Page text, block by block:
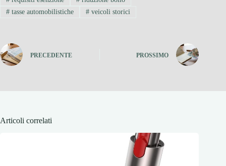
#tasse automobilistiche #veicoli storici
PRECEDENTE PROSSIMO
Articoli correlati